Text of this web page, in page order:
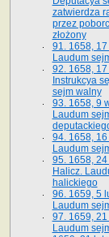
zatwierdza
przez
złożony
91. 1658,
Laudum
92. 1658,
Instrukcya
sejm walny
93. 1658, 9
Laudum
94. 1658,
Laudum
95. 1658,
Halicz.
halickiego
96. 1659, 5
Laudum
97. 1659,
Laudum